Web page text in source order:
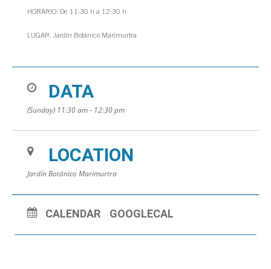
HORARIO: De 11:30 h a 12:30 h
LUGAR: Jardín Botánico Marimurtra
DATA
(Sunday) 11:30 am - 12:30 pm
LOCATION
Jardín Botánico Marimurtra
CALENDAR GOOGLECAL